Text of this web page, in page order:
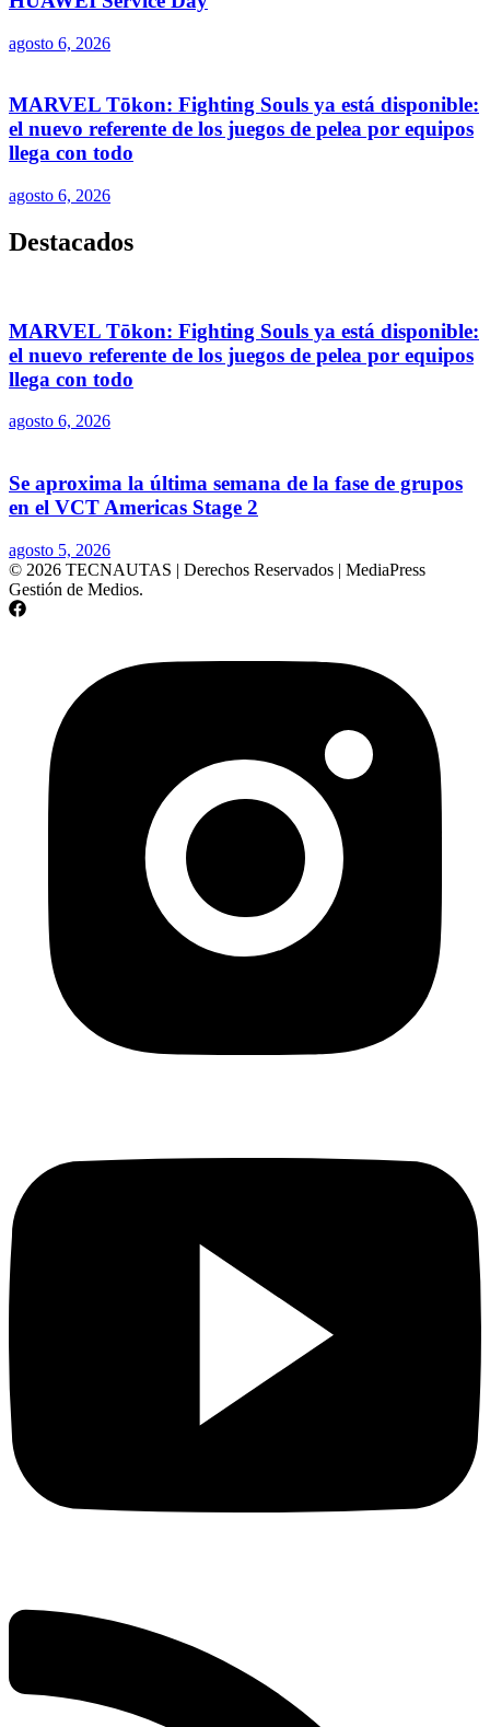
agosto 6, 2026
MARVEL Tōkon: Fighting Souls ya está disponible:
el nuevo referente de los juegos de pelea por equipos
llega con todo
agosto 6, 2026
Destacados
MARVEL Tōkon: Fighting Souls ya está disponible:
el nuevo referente de los juegos de pelea por equipos
llega con todo
agosto 6, 2026
Se aproxima la última semana de la fase de grupos
en el VCT Americas Stage 2
agosto 5, 2026
© 2026 TECNAUTAS | Derechos Reservados | MediaPress
Gestión de Medios.